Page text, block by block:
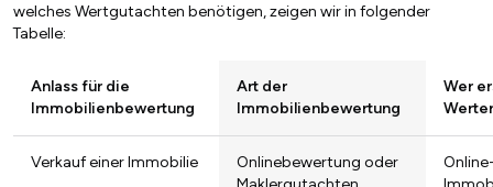
welches Wertgutachten benötigen, zeigen wir in folgender
Tabelle:
Anlass für die
Immobilienbewertung
Art der
Immobilienbewertung
Wer
Verkauf einer Immobilie
Onlinebewertung oder